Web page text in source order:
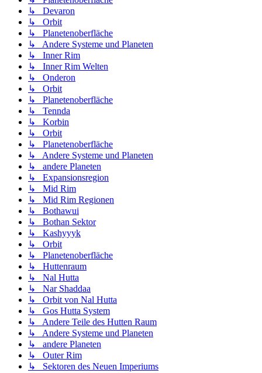
↳ Devaron
↳ Orbit
↳ Planetenoberfläche
↳ Andere Systeme und Planeten
↳ Inner Rim
↳ Inner Rim Welten
↳ Onderon
↳ Orbit
↳ Planetenoberfläche
↳ Tennda
↳ Korbin
↳ Orbit
↳ Planetenoberfläche
↳ Andere Systeme und Planeten
↳ andere Planeten
↳ Expansionsregion
↳ Mid Rim
↳ Mid Rim Regionen
↳ Bothawui
↳ Bothan Sektor
↳ Kashyyyk
↳ Orbit
↳ Planetenoberfläche
↳ Huttenraum
↳ Nal Hutta
↳ Nar Shaddaa
↳ Orbit von Nal Hutta
↳ Gos Hutta System
↳ Andere Teile des Hutten Raum
↳ Andere Systeme und Planeten
↳ andere Planeten
↳ Outer Rim
↳ Sektoren des Neuen Imperiums